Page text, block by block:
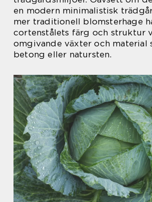
en modern minimalistisk
mer traditionell blomsterhage
cortenstålets färg och struktur
omgivande växter och material
betong eller natursten.